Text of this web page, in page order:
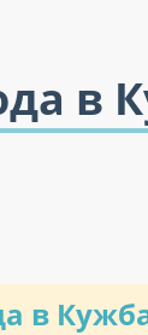
в
в